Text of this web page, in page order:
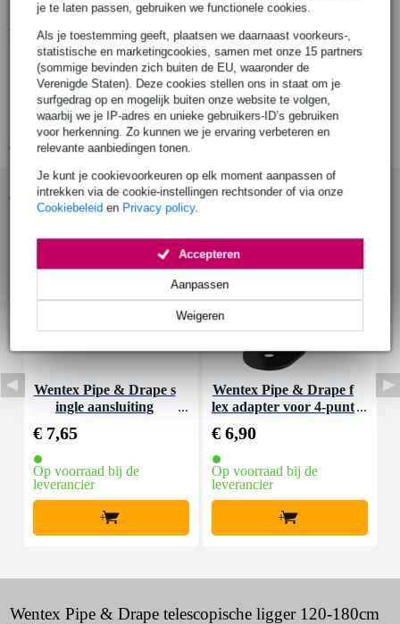
je te laten passen, gebruiken we functionele cookies.
Als je toestemming geeft, plaatsen we daarnaast voorkeurs-,
statistische en marketingcookies, samen met onze 15 partners
(sommige bevinden zich buiten de EU, waaronder de
Verenigde Staten). Deze cookies stellen ons in staat om je
surfgedrag op en mogelijk buiten onze website te volgen,
waarbij we je IP-adres en unieke gebruikers-ID’s gebruiken
voor herkenning. Zo kunnen we je ervaring verbeteren en
relevante aanbiedingen tonen.
Je kunt je cookievoorkeuren op elk moment aanpassen of
intrekken via de cookie-instellingen rechtsonder of via onze
Cookiebeleid en Privacy policy.
Weigeren
Aanpassen
Accepteren
Productinformatie
uitschuifbare ligger ('telescopic drape support')
kleur: zwart, gepoedercoat
voor: Wentex Pipe & Drape-systeem
Bekijk alle productspecificaties
Accessoires (6)
Wentex Pipe & Drape s
ingle aansluiting
€ 7,65
Op voorraad bij de
leverancier
+
Wentex Pipe & Drape f
lex adapter voor 4-punt
€ 6,90
Op voorraad bij de
leverancier
+
Wentex Pipe & Drape telescopische ligger 120-180cm